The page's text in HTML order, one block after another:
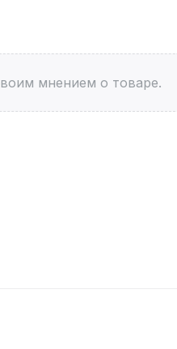
мнением о товаре.